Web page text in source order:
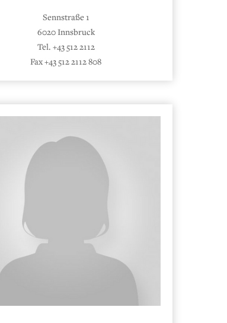
Sennstraße 1
6020 Innsbruck
Tel. +43 512 2112
Fax +43 512 2112 808